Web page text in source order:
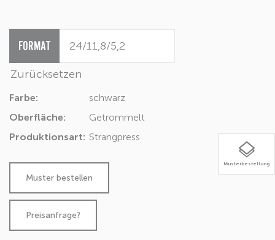
Musterbestellung
FORMAT
Zurücksetzen
Farbe:
schwarz
Oberfläche:
Getrommelt
Produktionsart: Strangpress
Preisanfrage?